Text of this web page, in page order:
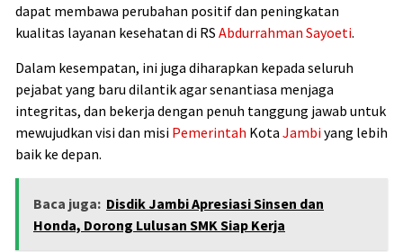
dapat membawa perubahan positif dan peningkatan
kualitas layanan kesehatan di RS Abdurrahman Sayoeti.
Dalam kesempatan, ini juga diharapkan kepada seluruh
pejabat yang baru dilantik agar senantiasa menjaga
integritas, dan bekerja dengan penuh tanggung jawab untuk
mewujudkan visi dan misi Pemerintah Kota Jambiyang lebih
baik ke depan.
Baca juga: Disdik Jambi Apresiasi Sinsen dan
Honda, Dorong Lulusan SMK Siap Kerja